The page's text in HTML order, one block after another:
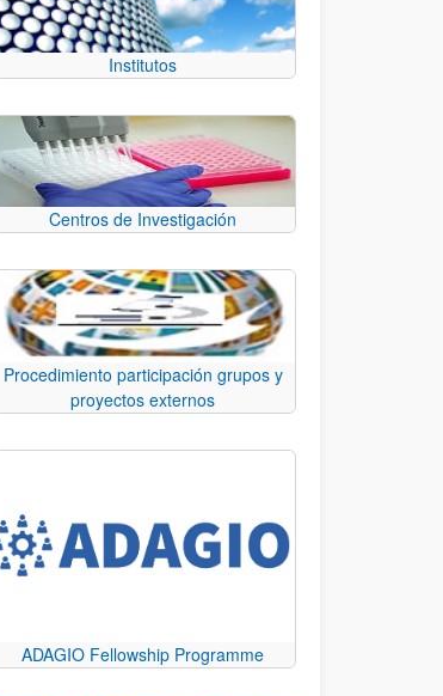
Institutos
Centros de Investigación
Procedimiento participación grupos y
proyectos externos
ADAGIO Fellowship Programme